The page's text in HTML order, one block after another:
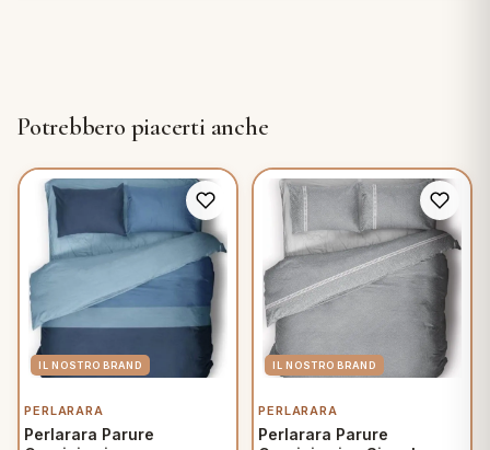
Potrebbero piacerti anche
PERLARARA
Perlarara Parure
PERLARARA
Perlarara Parure